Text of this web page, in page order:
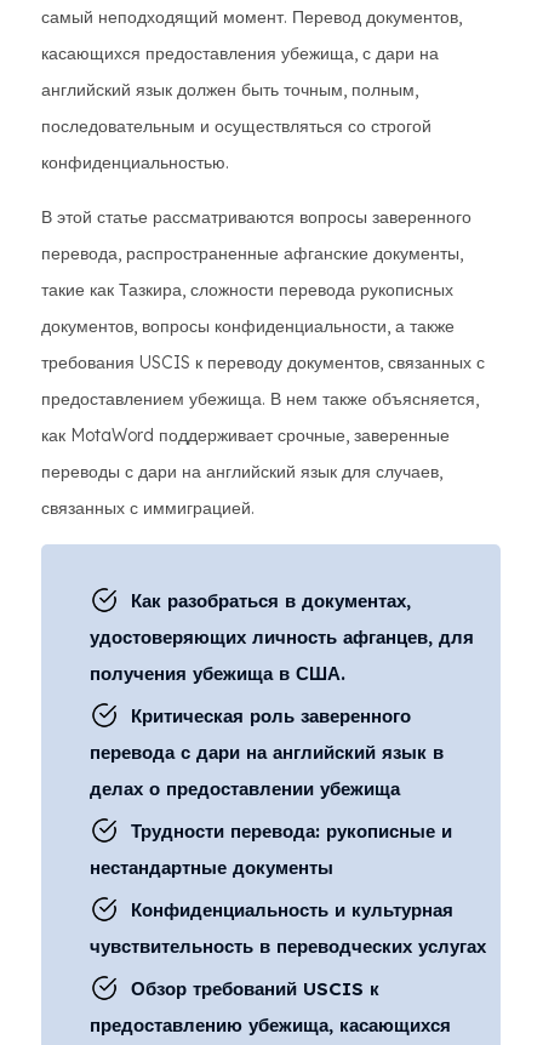
самый неподходящий момент. Перевод документов,
касающихся предоставления убежища, с дари на
английский язык должен быть точным, полным,
последовательным и осуществляться со строгой
конфиденциальностью.
В этой статье рассматриваются вопросы заверенного
перевода, распространенные афганские документы,
такие как Тазкира, сложности перевода рукописных
документов, вопросы конфиденциальности, а также
требования USCIS к переводу документов, связанных с
предоставлением убежища. В нем также объясняется,
как MotaWord поддерживает срочные, заверенные
переводы с дари на английский язык для случаев,
связанных с иммиграцией.
Как разобраться в документах,
удостоверяющих личность афганцев, для
получения убежища в США.
Критическая роль заверенного
перевода с дари на английский язык в
делах о предоставлении убежища
Трудности перевода: рукописные и
нестандартные документы
Конфиденциальность и культурная
чувствительность в переводческих услугах
Обзор требований USCIS к
предоставлению убежища, касающихся